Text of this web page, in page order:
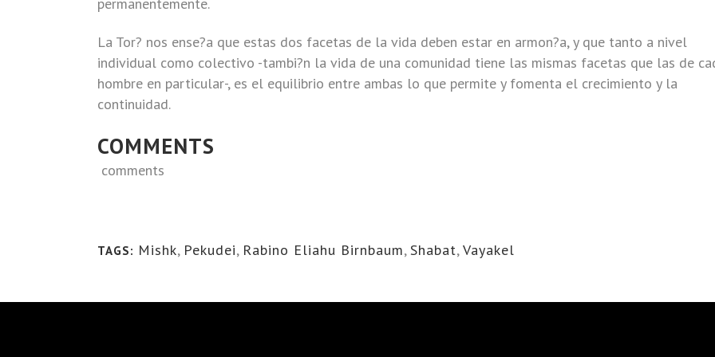
La Tor? nos ense?a que estas dos facetas de la vida deben estar en armon?a, y que tanto a nivel
individual como colectivo -tambi?n la vida de una comunidad tiene las mismas facetas que las de
hombre en particular-, es el equilibrio entre ambas lo que permite y fomenta el crecimiento y la
continuidad.
COMMENTS
comments
TAGS: Mishk, Pekudei, Rabino Eliahu Birnbaum, Shabat,Vayakel